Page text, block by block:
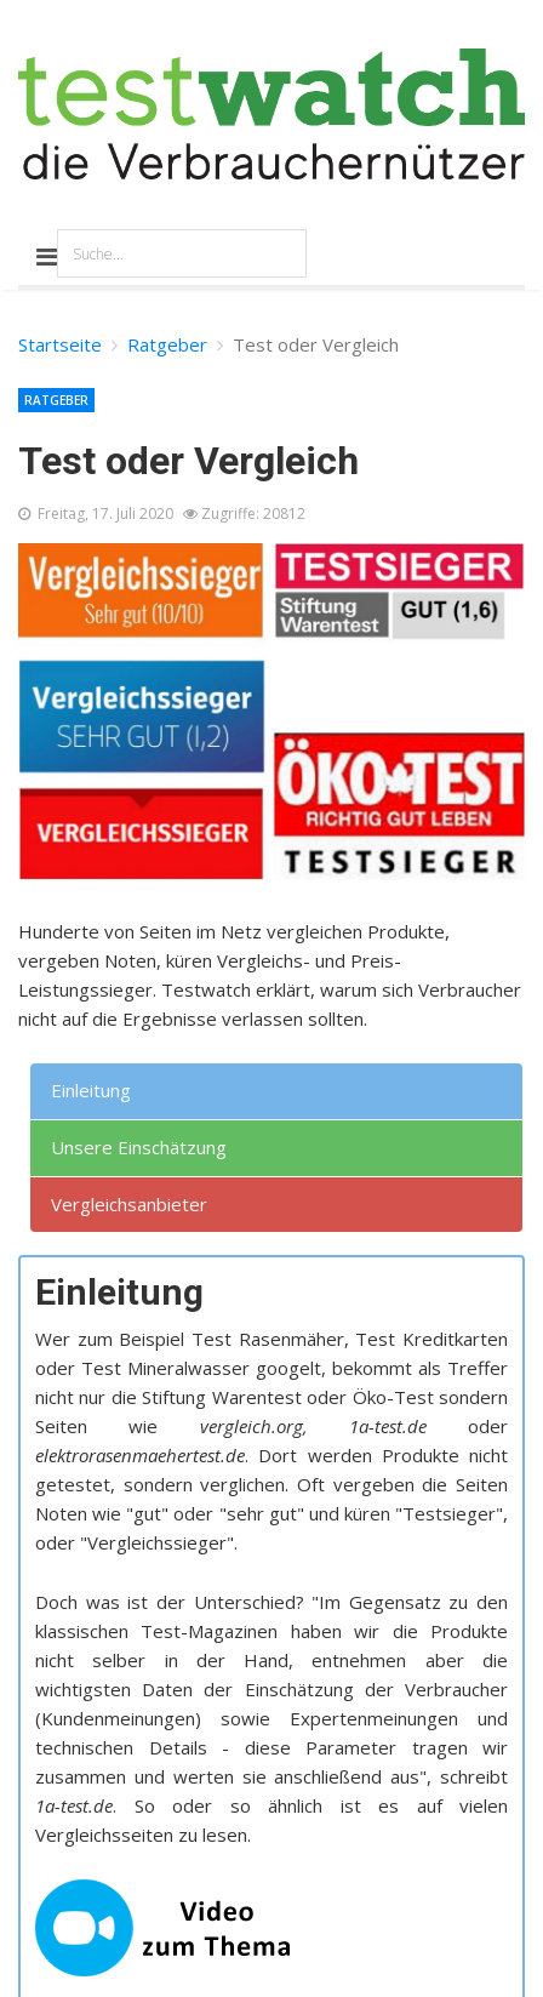
Startseite Ratgeber Test oder Vergleich
Test oder Vergleich
RATGEBER
Freitag, 17. Juli 2020 Zugriffe: 20812
Hunderte von Seiten im Netz vergleichen Produkte,
vergeben Noten, küren Vergleichs- und Preis-
Leistungssieger. Testwatch erklärt, warum sich Verbraucher
nicht auf die Ergebnisse verlassen sollten.
Einleitung
Unsere Einschätzung
Vergleichsanbieter
Einleitung
Wer zum Beispiel Test Rasenmäher, Test Kreditkarten
oder Test Mineralwasser googelt, bekommt als Treffer
nicht nur die Stiftung Warentest oder Öko-Test sondern
Seiten wie vergleich.org, 1a-test.deoder
elektrorasenmaehertest.de. Dort werden Produkte nicht
getestet, sondern verglichen. Oft vergeben die Seiten
Noten wie "gut" oder "sehr gut" und küren "Testsieger",
oder "Vergleichssieger".
Doch was ist der Unterschied? "Im Gegensatz zu den
klassischen Test-Magazinen haben wir die Produkte
nicht selber in der Hand, entnehmen aber die
wichtigsten Daten der Einschätzung der Verbraucher
(Kundenmeinungen) sowie Expertenmeinungen und
technischen Details - diese Parameter tragen wir
zusammen und werten sie anschließend aus", schreibt
1a-test.de. So oder so ähnlich ist es auf vielen
Vergleichsseiten zu lesen.